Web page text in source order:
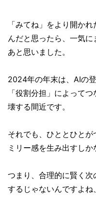
「みてね」をより開か
んだと思ったら、一気
あと思いました。
2024年の年末は、AIの
「役割分担」によって
壊する間近です。
それでも、ひととひと
ミリー感を生み出すしか
つまり、合理的に賢く
するじゃないんですよね